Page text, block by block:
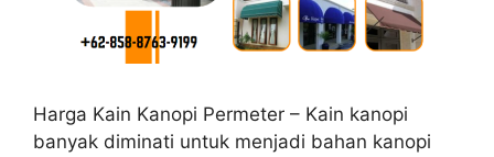
Harga Kain Kanopi Permeter – Kain kanopi
banyak diminati untuk menjadi bahan kanopi